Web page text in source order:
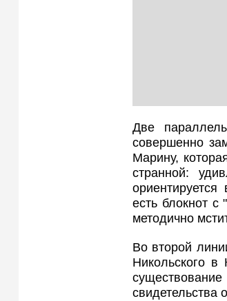
Две
совершенно
Марину,
странной:
есть блокнот
методично
Во второй
Никольского в
свидетельства